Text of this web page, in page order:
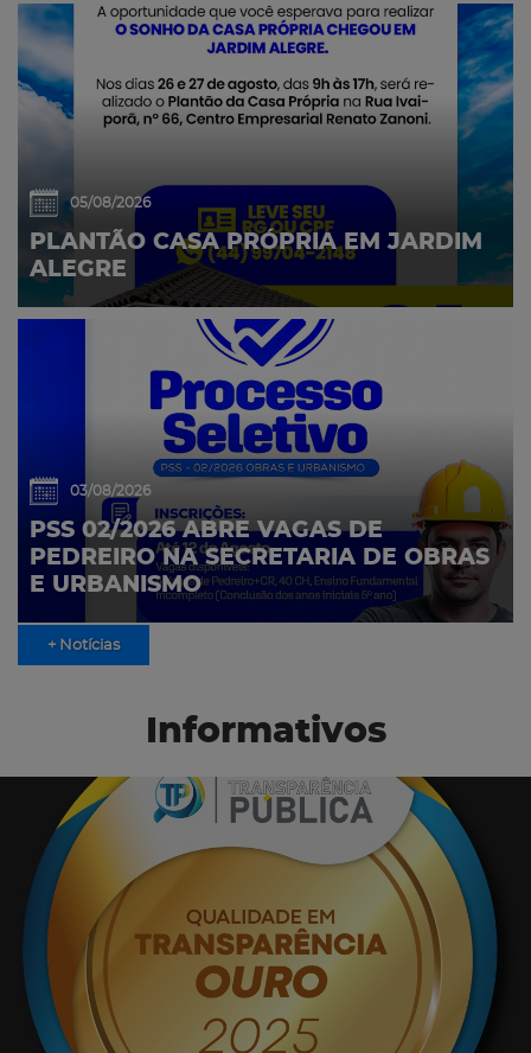
05/08/2026
PLANTÃO CASA PRÓPRIA EM JARDIM
ALEGRE
03/08/2026
PSS 02/2026 ABRE VAGAS DE
PEDREIRO NA SECRETARIA DE OBRAS
E URBANISMO
+ Notícias
Informativos